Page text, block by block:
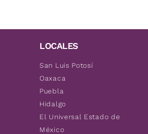
LOCALES
San Luis Potosí
Oaxaca
Puebla
Hidalgo
El Universal Estado de
México